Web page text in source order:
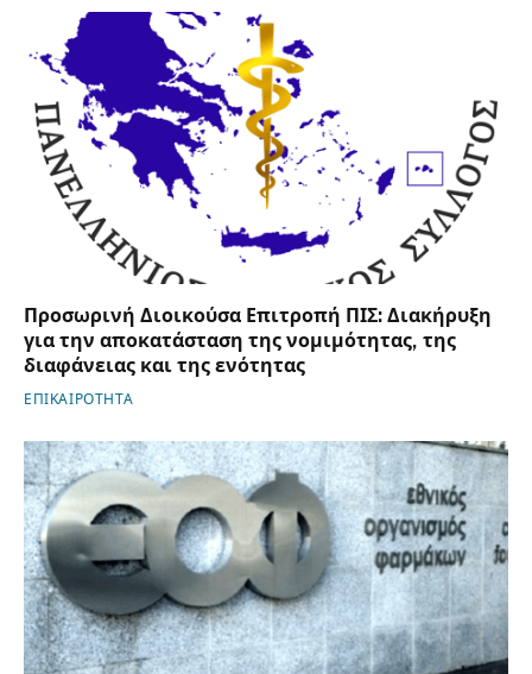
Προσωρινή Διοικούσα Επιτροπή ΠΙΣ: Διακήρυξη
για την αποκατάσταση της νομιμότητας, της
διαφάνειας και της ενότητας
ΕΠΙΚΑΙΡΟΤΗΤΑ